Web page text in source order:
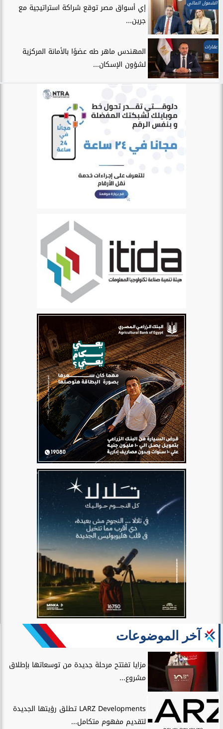
الشمول المالي
إي أسواق مصر توقع شراكة استراتيجية مع
جرين...
عقارات
المهندس ماهر طه عضوًا بالأمانة المركزية
لشؤون الإسكان...
آخر الموضوعات
مزايا تفتتح مرحلة جديدة من توسعاتها بإطلاق
مشروع...
LARZ Developments تطلق رؤيتها الجديدة
لتقديم مفهوم متكامل...